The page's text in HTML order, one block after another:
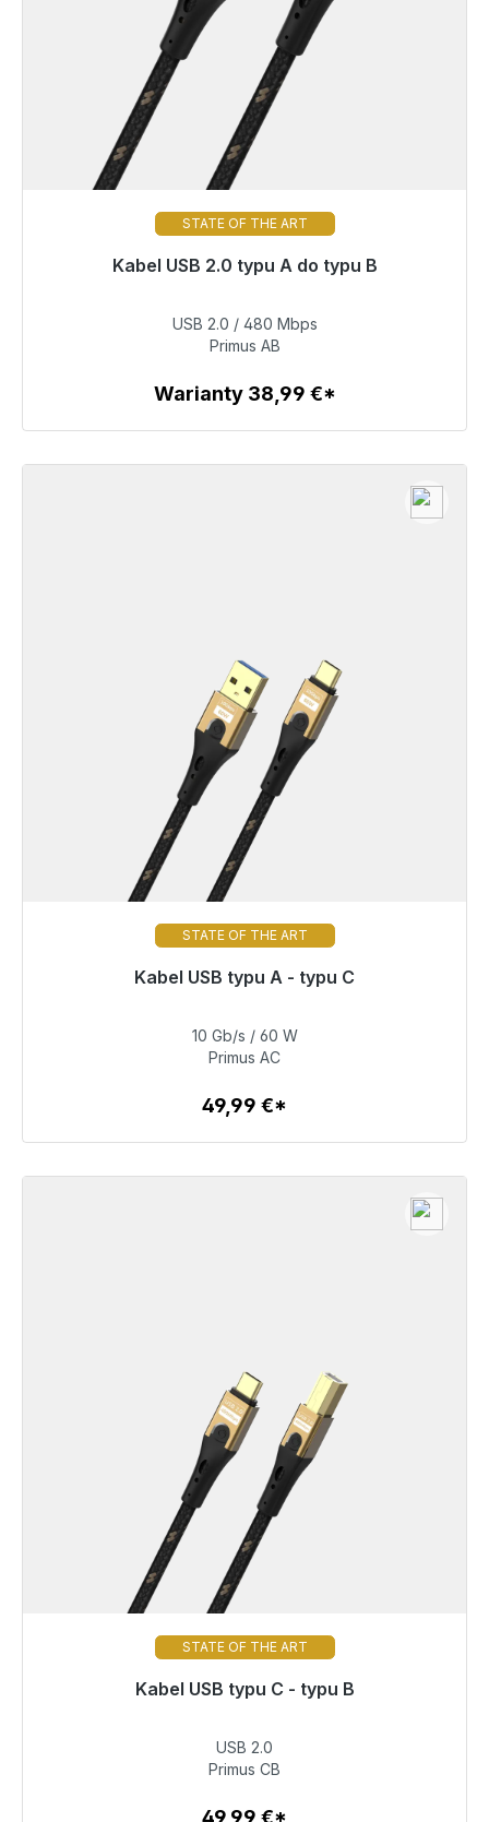
STATE OF THE ART
Kabel USB 2.0 typu A do typu B
Wkrótce ponownie dostępny
60,99 €
Szczegóły
USB 2.0 / 480 Mbps
Primus AB
Warianty 38,99 €*
STATE OF THE ART
Kabel USB typu A - typu C
Gotowy do natychmiastowej wysyłki, czas dostawy
49,99 €
Szczegóły
10 Gb/s / 60 W
Primus AC
49,99 €*
STATE OF THE ART
Kabel USB typu C - typu B
Gotowy do natychmiastowej wysyłki, czas dostawy
49,99 €
USB 2.0
Primus CB
49,99 €*